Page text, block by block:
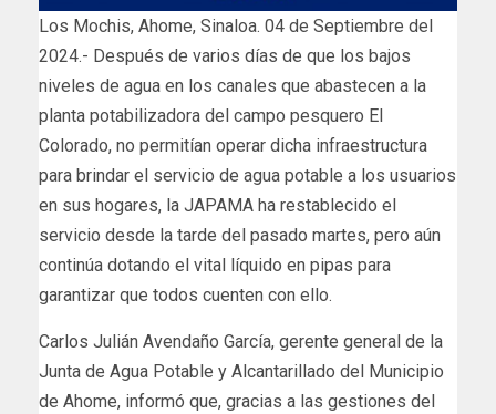
Los Mochis, Ahome, Sinaloa. 04 de Septiembre del
2024.- Después de varios días de que los bajos
niveles de agua en los canales que abastecen a la
planta potabilizadora del campo pesquero El
Colorado, no permitían operar dicha infraestructura
para brindar el servicio de agua potable a los usuarios
en sus hogares, la JAPAMA ha restablecido el
servicio desde la tarde del pasado martes, pero aún
continúa dotando el vital líquido en pipas para
garantizar que todos cuenten con ello.
Carlos Julián Avendaño García, gerente general de la
Junta de Agua Potable y Alcantarillado del Municipio
de Ahome, informó que, gracias a las gestiones del